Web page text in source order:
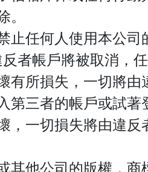
。
止任何人使用本公
者帳戶將被取消，
有所損失，一切將
第三者的帳戶或試
，一切損失將由違
其他公司的版權，